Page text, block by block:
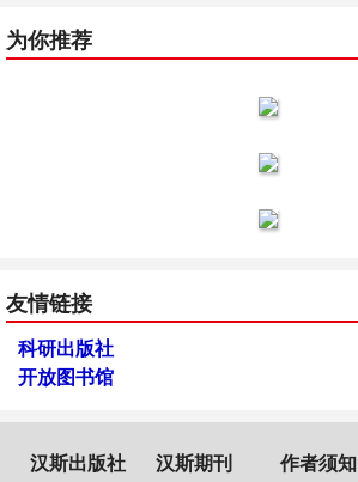
为你推荐
友情链接
科研出版社
开放图书馆
汉斯出版社 汉斯期刊 作者须知